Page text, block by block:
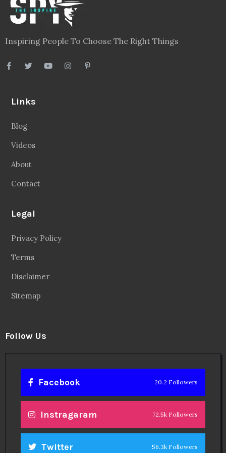
Inspiring People To Choose The Right Things
Links
Blog
Videos
About
Contact
Legal
Privacy Policy
Terms
Disclaimer
Sitemap
Follow Us
Facebook 20.2 Followers
Instragaram 72.5k Followers
Twitter 56.3k Followers